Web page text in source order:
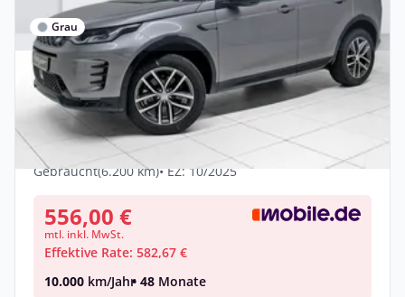
Grau
Privat & Gewerbe
Land Rover Discovery Sport D200 AWD
Automatik DYNAMIC SE
Diesel • Automatik •
204 PS (150 kW)
Gebraucht(6.200 km)• EZ: 10/2025
556,00 €
mtl. inkl. MwSt.
Effektive Rate: 582,67 €
10.000 km/Jahr• 48 Monate